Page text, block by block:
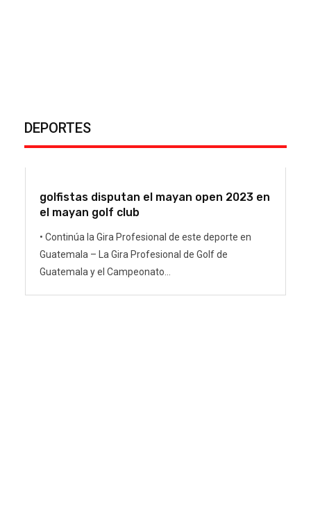
DEPORTES
golfistas disputan el mayan open 2023 en
el mayan golf club
• Continúa la Gira Profesional de este deporte en
Guatemala – La Gira Profesional de Golf de
Guatemala y el Campeonato...